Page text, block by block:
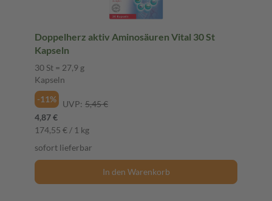
Doppelherz aktiv Aminosäuren Vital 30 St
Kapseln
30 St = 27,9 g
Kapseln
-11%
UVP: 5,45 €
4,87 €
174,55 € / 1 kg
sofort lieferbar
In den Warenkorb